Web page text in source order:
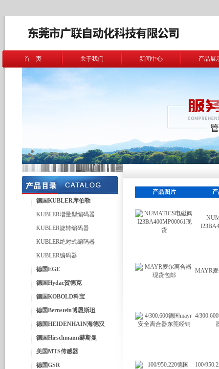
首 页 关于我们 新闻中心 产品展
德国KUBLER库伯勒
KUBLER增量型编码器
KUBLER旋转编码器
KUBLER绝对式编码器
KUBLER编码器
德国EGE
德国Hydac贺德克
德国KOBOLD科宝
德国Bernstein博恩斯坦
德国HEIDENHAIN海德汉
德国Hirschmann赫斯曼
美国MTS传感器
德国GSR
产品图片
MAYR
4/
100/